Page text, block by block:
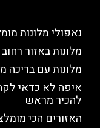
נאפולי מלונות
מלונות באזור
מלונות עם בריכה
איפה לא כדאי
להכיר מראש
האזורים הכי